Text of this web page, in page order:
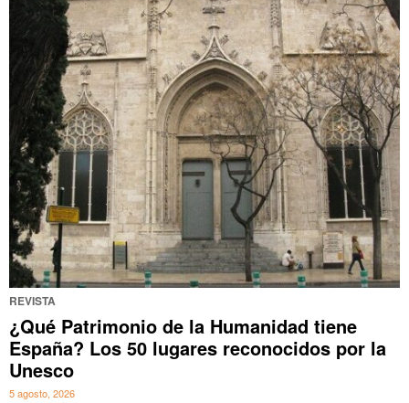
REVISTA
¿Qué Patrimonio de la Humanidad tiene
España? Los 50 lugares reconocidos por la
Unesco
5 agosto, 2026